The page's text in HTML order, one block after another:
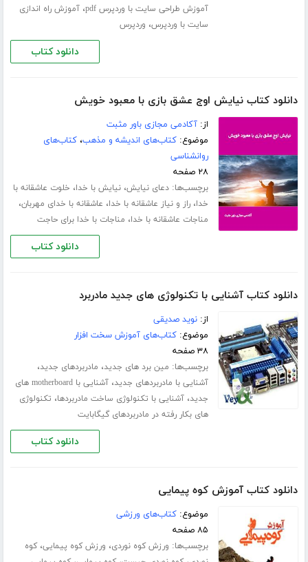
آموزش طراحی سایت با وردپرس pdf ،آموزش راه اندازی
سایت با وردپرس، وردپرس
دانلود کتاب
دانلود کتاب نیایش اوج عشق بازی با معبود خویش
از:آکادمی مجازی باور مثبت
موضوع:کتاب‌های اندیشه و مذهب،کتاب‌های
روانشناسی
۲۸ صفحه
برچسب‌ها:دعای نیایش،نیایش با خدا، خلوت عاشقانه با
خدا،راز و نیاز عاشقانه با خدا، عاشقانه با خدای مهربان،
مناجات عاشقانه با خدا، مناجات با خدا برای حاجت
دانلود کتاب
دانلود کتاب آشنایی با تکنولوژی های جدید مادربرد
از:نوید صدیقی
موضوع:کتاب‌های آموزش سخت افزار
۳۸ صفحه
برچسب‌ها: مین برد های جدید، مادربردهای جدید،
آشنایی با مادربردهای جدید،
آشنایی با motherboard های
جدید،آشنایی با تکنولوژی ساخت مادربردها، تکنولوژی
های بکار رفته در مادربردهای گیگابایت
دانلود کتاب
دانلود کتاب آموزش کوه پیمایی
موضوع:کتاب‌های ورزشی
۸۵ صفحه
برچسب‌ها: ورزش کوه نوردی، ورزش کوه پیمایی،کوه